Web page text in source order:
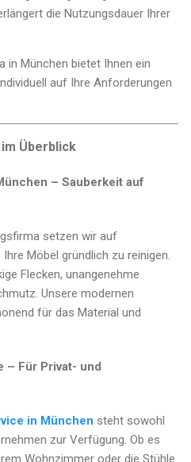
die Nutzungsdauer Ihrer
in München bietet Ihnen ein
auf Ihre Anforderungen
Überblick
– Sauberkeit auf
setzen wir auf
Möbel gründlich zu reinigen.
Flecken, unangenehme
Unsere modernen
für das Material und
– Für Privat- und
in München steht sowohl
zur Verfügung. Ob es
Wohnzimmer oder die Stühle